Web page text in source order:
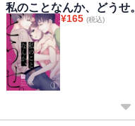
私のことなんか、どうせ
¥165 (税込)